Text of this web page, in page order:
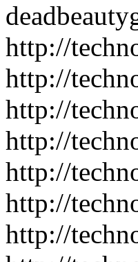
http://
http://
http://
http://
http://
http://
http://